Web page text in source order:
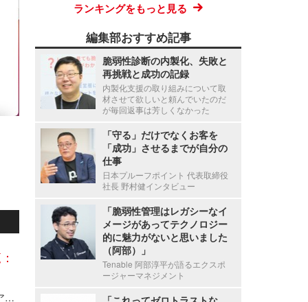
Axcelead Drug Discovery Partners社員のメールアカウントに不正アクセス、約7,000通のメールで痕跡を確認
ランキングをもっと見る
編集部おすすめ記事
脆弱性診断の内製化、失敗と
再挑戦と成功の記録
内製化支援の取り組みについて取
材させて欲しいと頼んでいたのだ
が毎回返事は芳しくなかった
「守る」だけでなくお客を
「成功」させるまでが自分の
仕事
日本プルーフポイント 代表取締役
社長 野村健インタビュー
「脆弱性管理はレガシーなイ
メージがあってテクノロジー
的に魅力がないと思いました
（阿部）」
Tenable 阿部淳平が語るエクスポ
ージャーマネジメント